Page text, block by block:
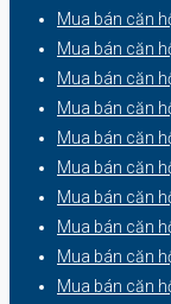
Mua bán căn
Mua bán căn
Mua bán căn
Mua bán căn
Mua bán căn
Mua bán căn
Mua bán căn
Mua bán căn
Mua bán căn
Mua bán căn